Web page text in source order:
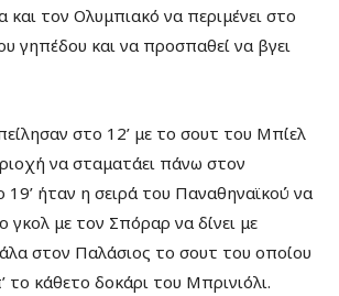
τον Ολυμπιακό να περιμένει στο
γηπέδου και να προσπαθεί να βγει
στο 12’ με το σουτ του Μπίελ
να σταματάει πάνω στον
19’ ήταν η σειρά του Παναθηναϊκού να
γκολ με τον Σπόραρ να δίνει με
στον Παλάσιος το σουτ του οποίου
το κάθετο δοκάρι του Μπρινιόλι.